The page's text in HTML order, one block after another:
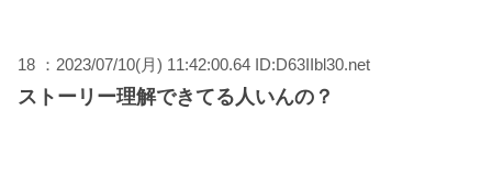
18 ：2023/07/10(月) 11:42:00.64 ID:D63IIbl30.net
ストーリー理解できてる人いんの？